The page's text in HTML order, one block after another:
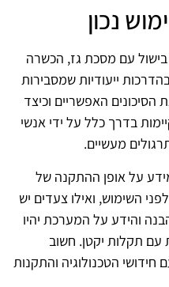
נכון
עם מסכת גז, הכשרה
ייעודיות שמסבירות
האפשריים וכיצד
בדרך כלל על ידי אנשי
מעשיים.
על אופן ההתקנה של
השימוש, ואילו צעדים יש
והידע על המערכת יהיו
עם תקלות יקטן. חשוב
הטכנולוגיה והתקנות